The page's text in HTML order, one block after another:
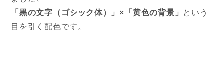
「黒の文字（ゴシック体）」×「黄色の背景」
という
目を引く配色です。